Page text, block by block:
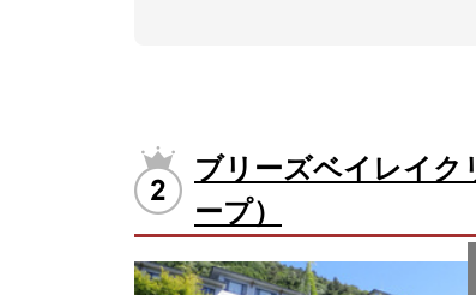
ブリーズベイレイク
ープ）